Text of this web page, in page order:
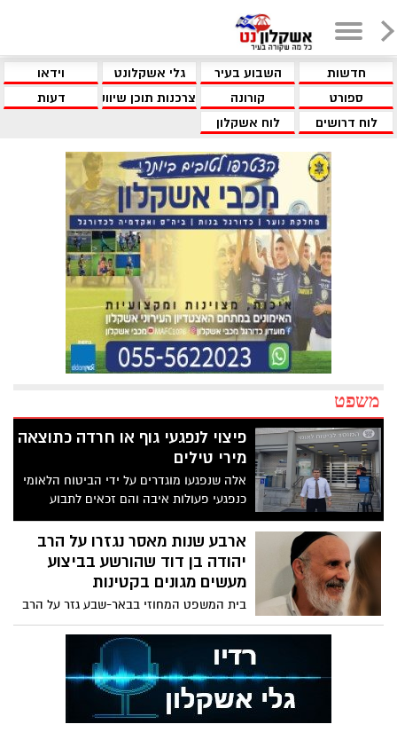
חדשות השבוע בעיר גלי אשקלונט
וידאו
ספורט
קורונה צרכנות תוכן שיווקי
דעות
לוח דרושים
לוח אשקלון
משפט
פיצוי לנפגעי גוף או חרדה כתוצאה
מירי טילים
אלה שנפגעו מוגדרים על ידי הביטוח הלאומי
כנפגעי פעולות איבה והם זכאים לתבוע
פיצויים ממחלקת נפגעי איבה במוסד לביטוח
לאומי באזור מגוריהם
ארבע שנות מאסר נגזרו על הרב
יהודה בן דוד שהורשע בביצוע
מעשים מגונים בקטינות
בית המשפט המחוזי בבאר-שבע גזר על הרב
יהודה בן דוד,בן 70 מאשדוד, עונש של 4 שנות
מאסר בפועל בגין ביצוע עבירות של מעשים
מגונים כלפי שלוש אחיות בנות משפחה אחת,
בהיותן קטינות. בנוסף, פסק ביהמ"ש כי
הנאשם ישלם למתלוננות פיצוי בסכום כולל